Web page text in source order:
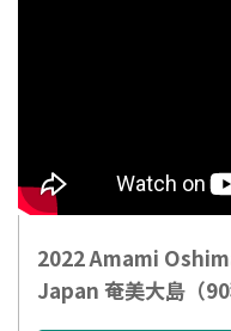
2022 Amami
Japan 奄美大島（90